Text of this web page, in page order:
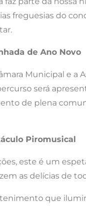
freguesias do
de Ano Novo
Municipal e a
será
de plena
Piromusical
este é um
as delícias de
que